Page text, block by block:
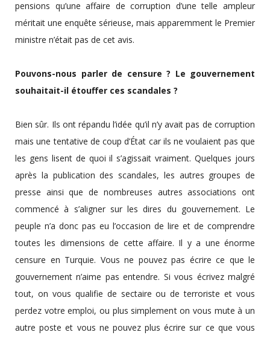
pensions qu’une affaire de corruption d’une telle ampleur
méritait une enquête sérieuse, mais apparemment le Premier
ministre n’était pas de cet avis.
Pouvons-nous parler de censure ? Le gouvernement
souhaitait-il étouffer ces scandales ?
Bien sûr. Ils ont répandu l’idée qu’il n’y avait pas de corruption
mais une tentative de coup d’État car ils ne voulaient pas que
les gens lisent de quoi il s’agissait vraiment. Quelques jours
après la publication des scandales, les autres groupes de
presse ainsi que de nombreuses autres associations ont
commencé à s’aligner sur les dires du gouvernement. Le
peuple n’a donc pas eu l’occasion de lire et de comprendre
toutes les dimensions de cette affaire. Il y a une énorme
censure en Turquie. Vous ne pouvez pas écrire ce que le
gouvernement n’aime pas entendre. Si vous écrivez malgré
tout, on vous qualifie de sectaire ou de terroriste et vous
perdez votre emploi, ou plus simplement on vous mute à un
autre poste et vous ne pouvez plus écrire sur ce que vous